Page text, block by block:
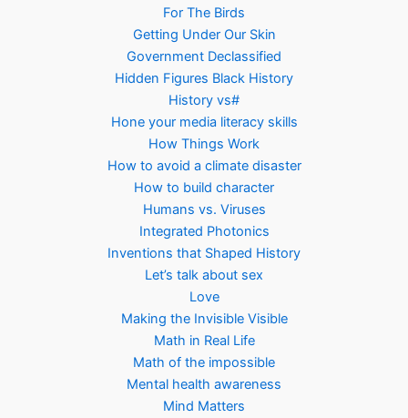
For The Birds
Getting Under Our Skin
Government Declassified
Hidden Figures Black History
History vs#
Hone your media literacy skills
How Things Work
How to avoid a climate disaster
How to build character
Humans vs. Viruses
Integrated Photonics
Inventions that Shaped History
Let’s talk about sex
Love
Making the Invisible Visible
Math in Real Life
Math of the impossible
Mental health awareness
Mind Matters